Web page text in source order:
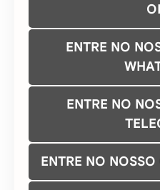
ENTRE NO
ENTRE NO
ENTRE NO